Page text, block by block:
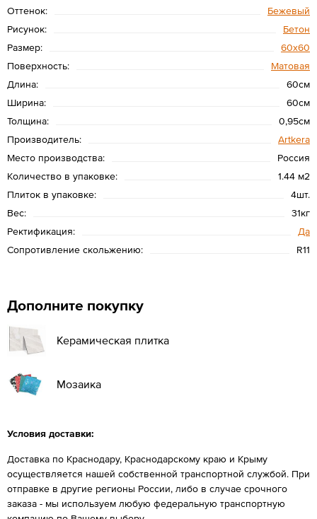
Оттенок:
Бежевый
Рисунок:
Бетон
Размер:
60х60
Поверхность:
Матовая
Длина:
60см
Ширина:
60см
Толщина:
0,95см
Производитель:
Artkera
Место производства:
Россия
Количество в упаковке:
1.44 м2
Плиток в упаковке:
4шт.
Вес:
31кг
Ректификация:
Да
Сопротивление скольжению:
R11
Дополните покупку
Керамическая плитка
Мозаика
Условия доставки:
Доставка по Краснодару, Краснодарскому краю и Крыму
осуществляется нашей собственной транспортной службой. При
отправке в другие регионы России, либо в случае срочного
заказа - мы используем любую федеральную транспортную